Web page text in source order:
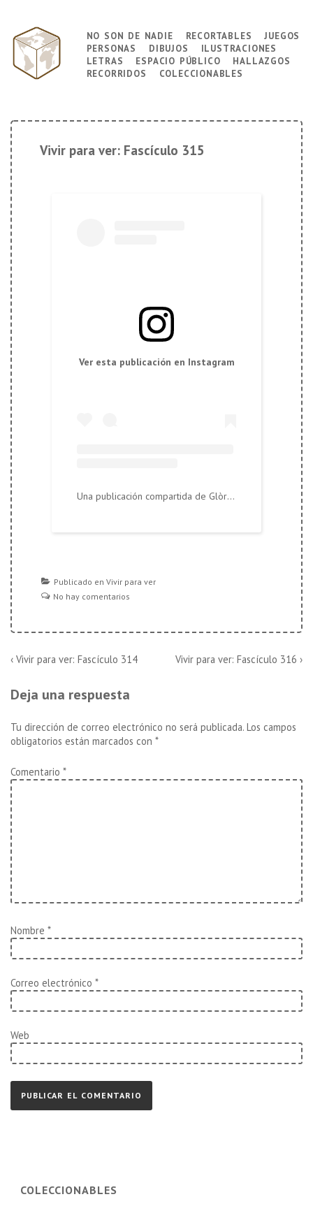
contenido
principal
Navegación
principal
no son de nadie recortables juegos
personas dibujos ilustraciones
letras espacio público hallazgos
recorridos coleccionables
Vivir para ver: Fascículo 315
Ver esta publicación en Instagram
Una publicación compartida de Glòria López Llebot (@tierralandia)
Publicado en Vivir para ver
No hay comentarios
Navegación
de
entradas
La
es
‹ Vivir para ver: Fascículo 314
La
Vivir para ver: Fascículo 316 ›
Deja una respuesta
Tu dirección de correo electrónico no será publicada. Los campos
obligatorios están marcados con *
Comentario *
Nombre *
Correo electrónico *
Web
COLECCIONABLES